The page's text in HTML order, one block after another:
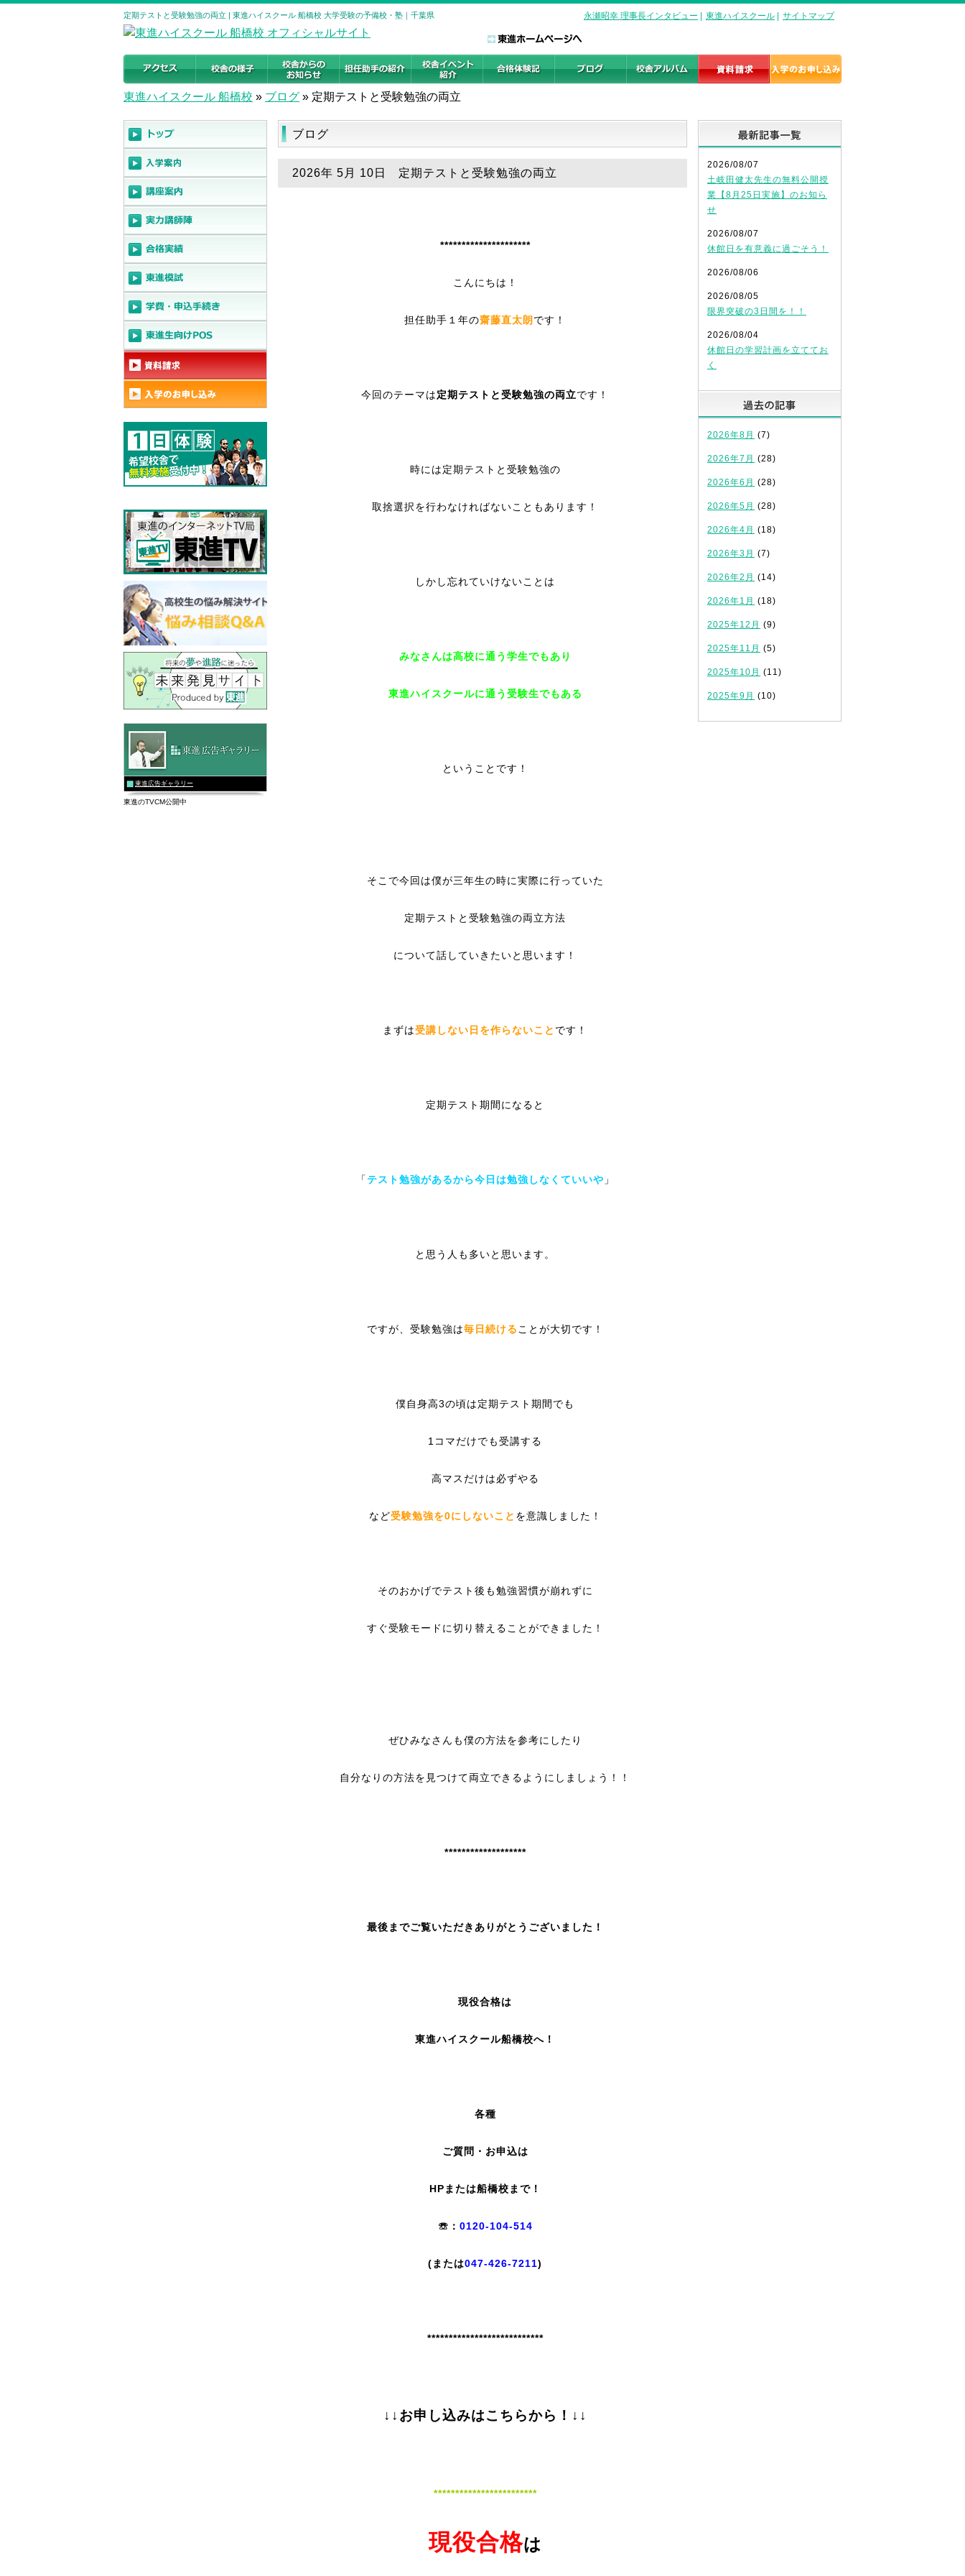
定期テストと受験勉強の両立 | 東進ハイスクール 船橋校 大学受験の予備校・塾｜千葉県 永瀬昭幸 理事長インタビュー 東進ハイスクール サイトマップ
東進ハイスクール 船橋校 » ブログ » 定期テストと受験勉強の両立
ブログ
2026年 5月 10日 定期テストと受験勉強の両立
*********************
こんにちは！
担任助手１年の齋藤直太朗です！
今回のテーマは定期テストと受験勉強の両立です！
時には定期テストと受験勉強の
取捨選択を行わなければないこともあります！
しかし忘れていけないことは
みなさんは高校に通う学生でもあり
東進ハイスクールに通う受験生でもある
ということです！
そこで今回は僕が三年生の時に実際に行っていた
定期テストと受験勉強の両立方法
について話していきたいと思います！
まずは受講しない日を作らないこと です！
定期テスト期間になると
「 テスト勉強があるから今日は勉強しなくていいや 」
と思う人も多いと思います。
ですが、受験勉強は毎日続ける ことが大切です！
僕自身高3の頃は定期テスト期間でも
1コマだけでも受講する
高マスだけは必ずやる
など受験勉強を0にしないこと を意識しました！
そのおかげでテスト後も勉強習慣が崩れずに
すぐ受験モードに切り替えることができました！
ぜひみなさんも僕の方法を参考にしたり
自分なりの方法を見つけて両立できるようにしましょう！！
*******************
最後までご覧いただきありがとうございました！
現役合格は
東進ハイスクール船橋校へ！
各種
ご質問・お申込は
HPまたは船橋校まで！
☏： 0120-104-514
(または047-426-7211)
***************************
↓↓お申し込みはこちらから！↓↓
************************
現役合格は
2026/08/07
土岐田健太先生の無料公開授
業【8月25日実施】のお知ら
せ
2026/08/07
休館日を有意義に過ごそう！
2026/08/06
2026/08/05
限界突破の3日間を！！
2026/08/04
休館日の学習計画を立ててお
く
2026年8月 (7)
2026年7月 (28)
2026年6月 (28)
2026年5月 (28)
2026年4月 (18)
2026年3月 (7)
2026年2月 (14)
2026年1月 (18)
2025年12月 (9)
2025年11月 (5)
2025年10月 (11)
2025年9月 (10)
東進広告ギャラリー
東進のTVCM公開中